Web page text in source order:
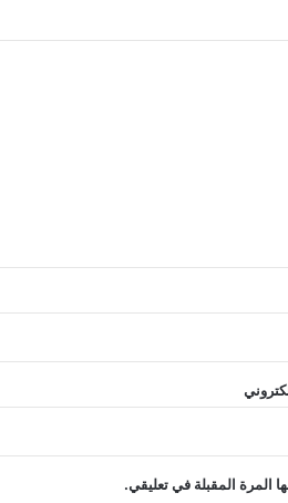
المرة المقبلة في تعليقي.